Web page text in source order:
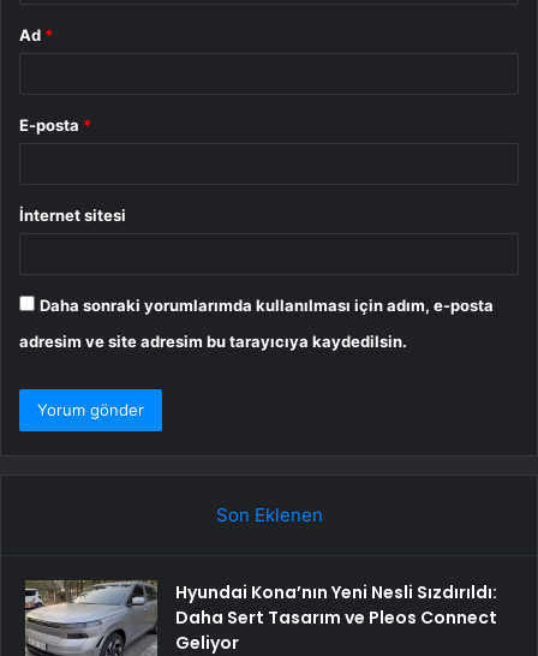
Ad *
E-posta *
İnternet sitesi
Daha sonraki yorumlarımda kullanılması için adım, e-posta
adresim ve site adresim bu tarayıcıya kaydedilsin.
Son Eklenen
Hyundai Kona’nın Yeni Nesli Sızdırıldı:
Daha Sert Tasarım ve Pleos Connect
Geliyor